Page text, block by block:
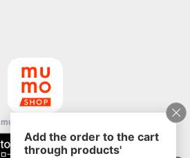
mu-mo SHOP app